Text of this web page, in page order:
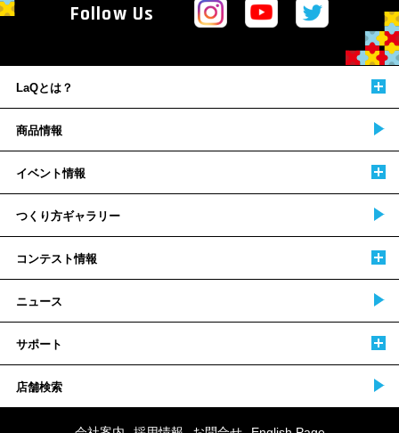
Follow Us
LaQとは？
商品情報
イベント情報
つくり方ギャラリー
コンテスト情報
ニュース
サポート
店舗検索